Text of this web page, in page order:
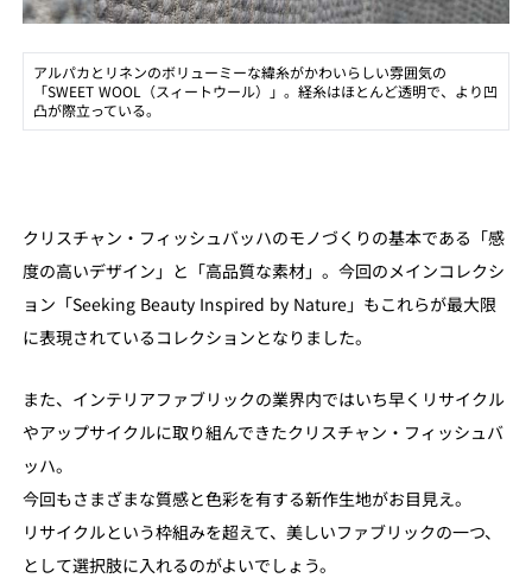
アルパカとリネンのボリューミーな緯糸がかわいらしい雰囲気の
「SWEET WOOL（スィートウール）」。経糸はほとんど透明で、より凹
凸が際立っている。
クリスチャン・フィッシュバッハのモノづくりの基本である「感
度の高いデザイン」と「高品質な素材」。今回のメインコレクシ
ョン「Seeking Beauty Inspired by Nature」もこれらが最大限
に表現されているコレクションとなりました。
また、インテリアファブリックの業界内ではいち早くリサイクル
やアップサイクルに取り組んできたクリスチャン・フィッシュバ
ッハ。
今回もさまざまな質感と色彩を有する新作生地がお目見え。
リサイクルという枠組みを超えて、美しいファブリックの一つ、
として選択肢に入れるのがよいでしょう。